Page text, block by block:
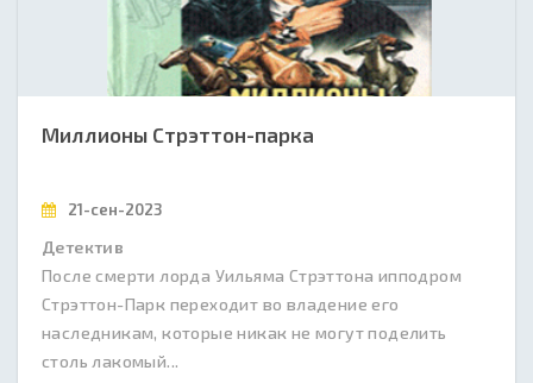
Миллионы Стрэттон-парка
21-сен-2023
Детектив
После смерти лорда Уильяма Стрэттона ипподром
Стрэттон-Парк переходит во владение его
наследникам, которые никак не могут поделить
столь лакомый...